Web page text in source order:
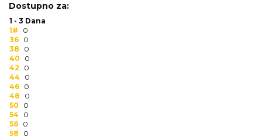
PRIBOR ZA PISANJE
NARUKVICE ZA ŽURKE I
DOGAĐAJE
ID PLOČICA
TERMOSI
BOCE
Dostupno za:
1 - 3 Dana
1#
0
36 0
38
0
40
0
42
0
44
0
46 0
48
0
50
0
54
0
56 0
58
0